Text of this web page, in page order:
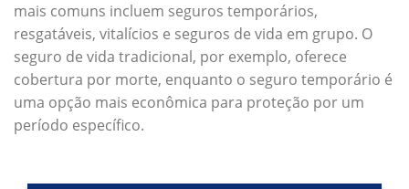
mais comuns incluem seguros temporários,
resgatáveis, vitalícios e seguros de vida em grupo. O
seguro de vida tradicional, por exemplo, oferece
cobertura por morte, enquanto o seguro temporário é
uma opção mais econômica para proteção por um
período específico.